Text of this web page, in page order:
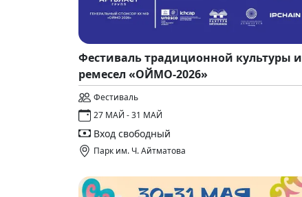
Фестиваль традиционной культуры и
ремесел «ОЙМО-2026»
Фестиваль
27 МАЙ - 31 МАЙ
Вход свободный
Парк им. Ч. Айтматова